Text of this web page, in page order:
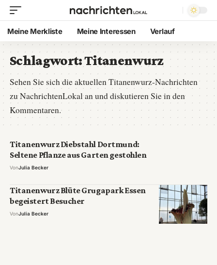
Meine Merkliste Meine Interessen Verlauf
Schlagwort:Titanenwurz
Sehen Sie sich die aktuellen Titanenwurz-Nachrichten
zu NachrichtenLokal an und diskutieren Sie in den
Kommentaren.
Titanenwurz Diebstahl Dortmund:
Seltene Pflanze aus Garten gestohlen
VonJulia Becker
Titanenwurz Blüte Grugapark Essen
begeistert Besucher
VonJulia Becker